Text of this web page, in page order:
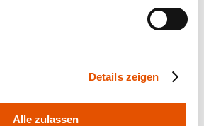
Details zeigen
Alle zulassen